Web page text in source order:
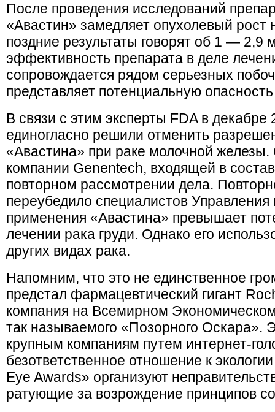
После проведения исследований
«Авастин» замедляет опухолевый рост
поздние результаты говорят об 1 — 2,9
эффективность препарата в деле
сопровождается рядом серьезных
представляет потенциальную
В связи с этим эксперты FDA в декабре
единогласно решили отменить
«Авастина» при раке молочной железы.
компании Genentech, входящей в
повторном рассмотрении дела.
переубедило специалистов Управления
применения «Авастина» превышает
лечении рака груди. Однако его
других видах рака.
Напомним, что это не единственное
предстал фармацевтический гигант
компания на Всемирном
так называемого «Позорного Оскара».
крупным компаниям путем интернет-
безответственное отношение к
Eye Awards» организуют
ратующие за возрождение принципов